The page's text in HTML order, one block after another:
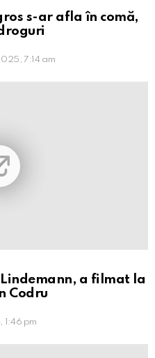
s-ar afla în comă,
7:14 am
a filmat la
Codru
1:46 pm